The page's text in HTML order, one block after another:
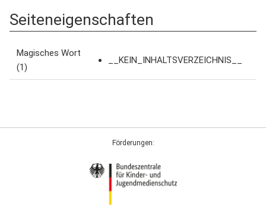
Seiteneigenschaften
Magisches Wort
(1)
__KEIN_INHALTSVERZEICHNIS__
Förderungen: